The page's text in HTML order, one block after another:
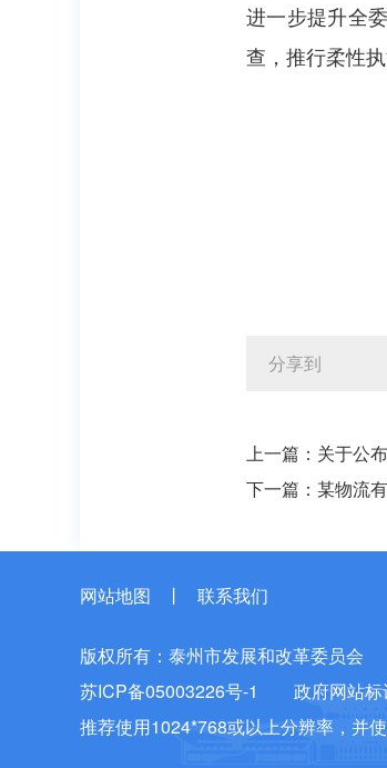
进一步提升全
查，推行柔性
分享到
上一篇： 关于公
下一篇： 某物流
网站地图 丨 联系我们
版权所有：泰州市发展和改革委员会
苏ICP备05003226号-1
政府网站
推荐使用1024*768或以上分辨率，并